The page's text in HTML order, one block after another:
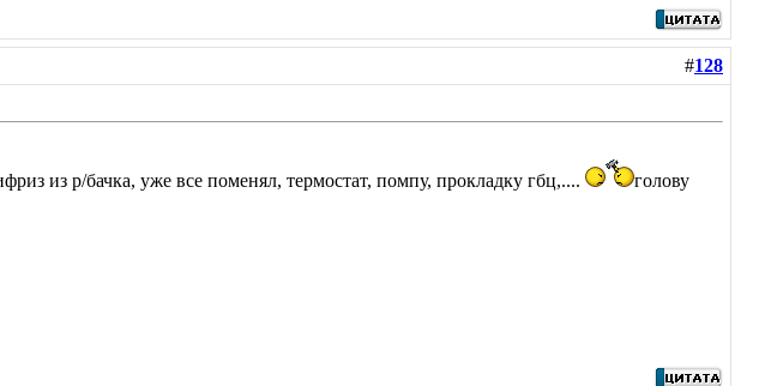
#128
из р/бачка, уже все поменял, термостат, помпу, прокладку гбц,....
голову